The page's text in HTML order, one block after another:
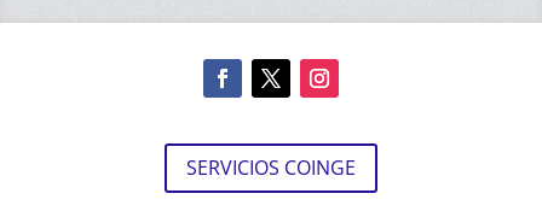
SERVICIOS COINGE